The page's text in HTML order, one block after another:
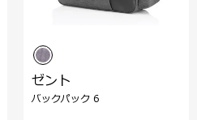
ゼント
バックパック 6